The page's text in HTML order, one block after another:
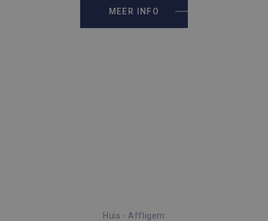
MEER INFO
4 SLAAPKAMERSHuis - Affligem